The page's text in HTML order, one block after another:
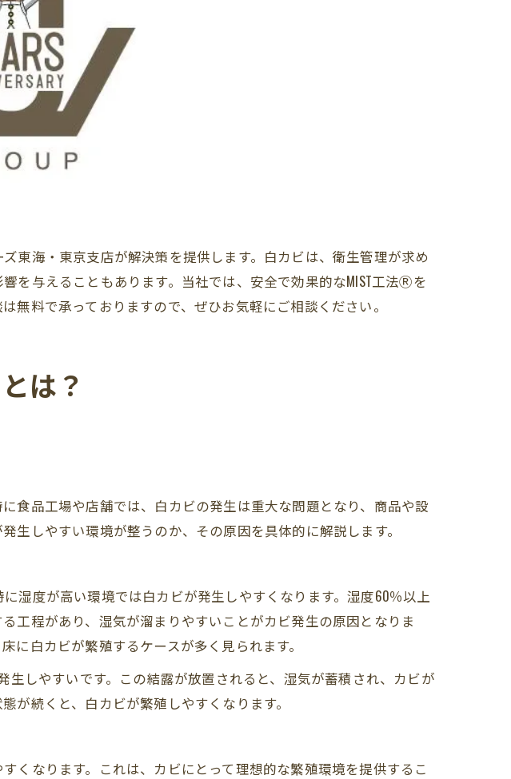
東海・東京支店が解決策を提供します。白カビは、衛生管理が求め
を与えることもあります。当社では、安全で効果的なMIST工法Ⓡを
料で承っておりますので、ぜひお気軽にご相談ください。
は？
食品工場や店舗では、白カビの発生は重大な問題となり、商品や設
しやすい環境が整うのか、その原因を具体的に解説します。
湿度が高い環境では白カビが発生しやすくなります。湿度60％以上
工程があり、湿気が溜まりやすいことがカビ発生の原因となりま
白カビが繁殖するケースが多く見られます。
しやすいです。この結露が放置されると、湿気が蓄積され、カビが
が続くと、白カビが繁殖しやすくなります。
くなります。これは、カビにとって理想的な繁殖環境を提供するこ